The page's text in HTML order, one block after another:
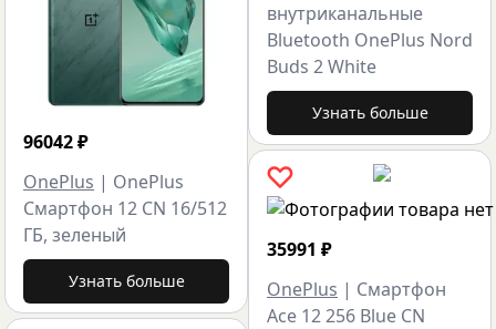
96042₽
OnePlus | OnePlus
Смартфон 12 CN 16/512
ГБ, зеленый
Узнать больше
внутриканальные
Bluetooth OnePlus Nord
Buds 2 White
Узнать больше
35991 ₽
OnePlus | Смартфон
Ace 12 256 Blue CN